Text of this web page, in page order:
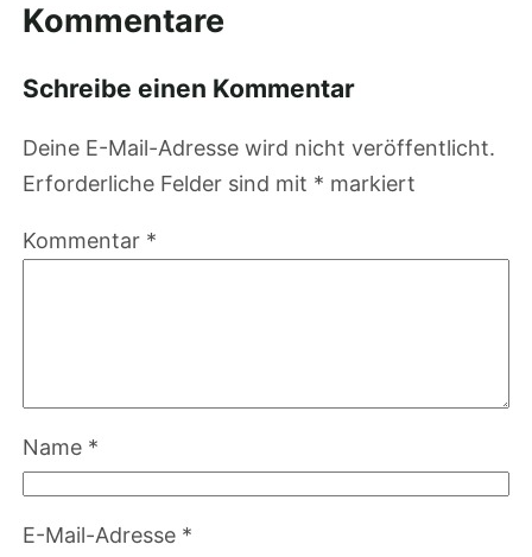
Kommentare
Schreibe einen Kommentar
Deine E-Mail-Adresse wird nicht veröffentlicht.
Erforderliche Felder sind mit * markiert
Kommentar *
Name *
E-Mail-Adresse *